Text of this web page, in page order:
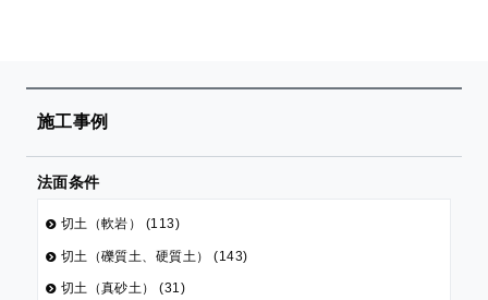
施工事例
法面条件
切土（軟岩） (113)
切土（礫質土、硬質土） (143)
切土（真砂土） (31)